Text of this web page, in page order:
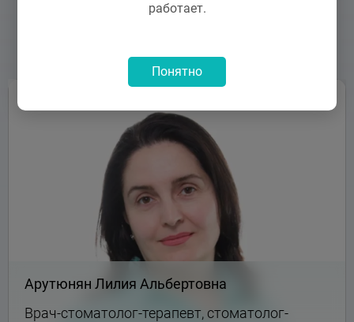
работает.
Понятно
cмотреть все акции
Арутюнян Лилия Альбертовна
Врач-стоматолог-терапевт, стоматолог-